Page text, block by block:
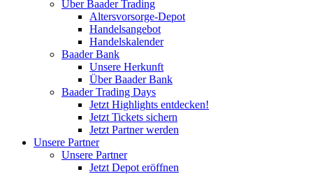
Über Baader Trading
Altersvorsorge-Depot
Handelsangebot
Handelskalender
Baader Bank
Unsere Herkunft
Über Baader Bank
Baader Trading Days
Jetzt Highlights entdecken!
Jetzt Tickets sichern
Jetzt Partner werden
Unsere Partner
Unsere Partner
Jetzt Depot eröffnen